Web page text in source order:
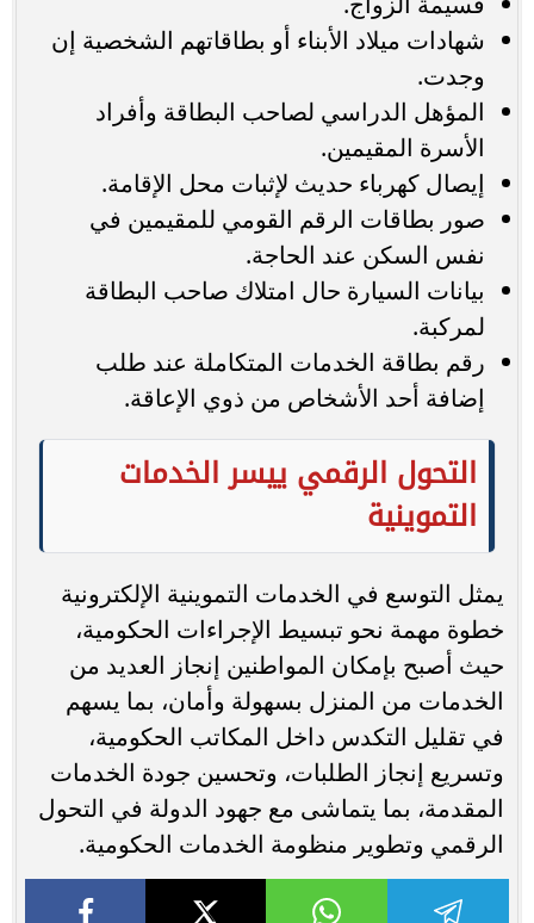
شهادات ميلاد الأبناء أو بطاقاتهم الشخصية إن
وجدت.
المؤهل الدراسي لصاحب البطاقة وأفراد
الأسرة المقيمين.
إيصال كهرباء حديث لإثبات محل الإقامة.
صور بطاقات الرقم القومي للمقيمين في
نفس السكن عند الحاجة.
بيانات السيارة حال امتلاك صاحب البطاقة
لمركبة.
رقم بطاقة الخدمات المتكاملة عند طلب
إضافة أحد الأشخاص من ذوي الإعاقة.
التحول الرقمي ييسر الخدمات
التموينية
يمثل التوسع في الخدمات التموينية الإلكترونية
خطوة مهمة نحو تبسيط الإجراءات الحكومية،
حيث أصبح بإمكان المواطنين إنجاز العديد من
الخدمات من المنزل بسهولة وأمان، بما يسهم
في تقليل التكدس داخل المكاتب الحكومية،
وتسريع إنجاز الطلبات، وتحسين جودة الخدمات
المقدمة، بما يتماشى مع جهود الدولة في التحول
الرقمي وتطوير منظومة الخدمات الحكومية.